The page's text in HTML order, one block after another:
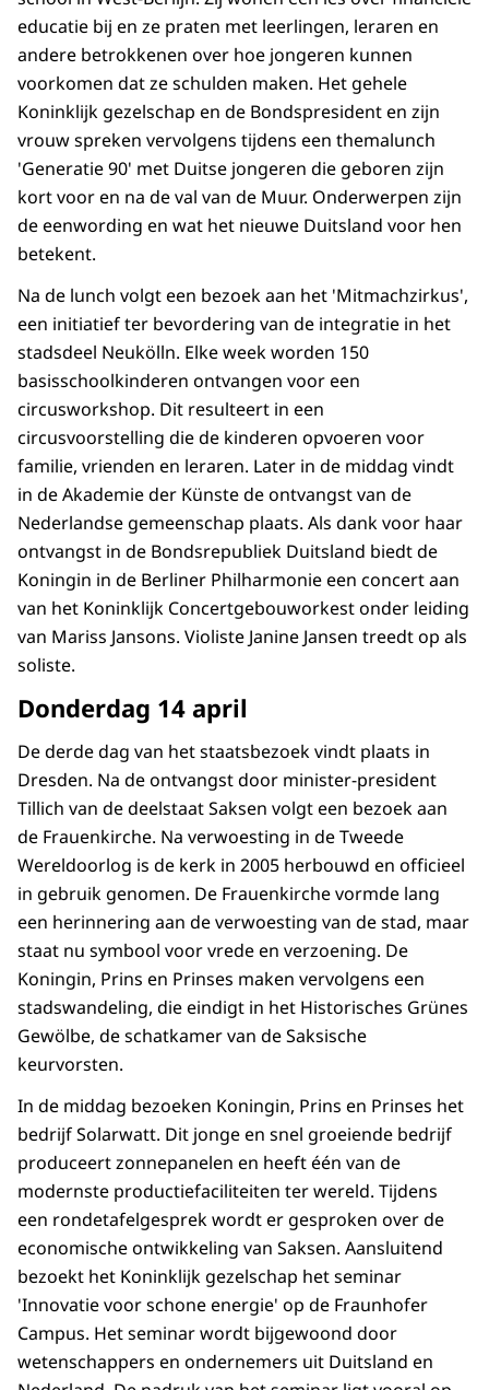
educatie bij en ze praten met leerlingen, leraren en
andere betrokkenen over hoe jongeren kunnen
voorkomen dat ze schulden maken. Het gehele
Koninklijk gezelschap en de Bondspresident en zijn
vrouw spreken vervolgens tijdens een themalunch
'Generatie 90' met Duitse jongeren die geboren zijn
kort voor en na de val van de Muur. Onderwerpen zijn
de eenwording en wat het nieuwe Duitsland voor hen
betekent.
Na de lunch volgt een bezoek aan het 'Mitmachzirkus',
een initiatief ter bevordering van de integratie in het
stadsdeel Neukölln. Elke week worden 150
basisschoolkinderen ontvangen voor een
circusworkshop. Dit resulteert in een
circusvoorstelling die de kinderen opvoeren voor
familie, vrienden en leraren. Later in de middag vindt
in de Akademie der Künste de ontvangst van de
Nederlandse gemeenschap plaats. Als dank voor haar
ontvangst in de Bondsrepubliek Duitsland biedt de
Koningin in de Berliner Philharmonie een concert aan
van het Koninklijk Concertgebouworkest onder leiding
van Mariss Jansons. Violiste Janine Jansen treedt op als
soliste.
Donderdag 14 april
De derde dag van het staatsbezoek vindt plaats in
Dresden. Na de ontvangst door minister-president
Tillich van de deelstaat Saksen volgt een bezoek aan
de Frauenkirche. Na verwoesting in de Tweede
Wereldoorlog is de kerk in 2005 herbouwd en officieel
in gebruik genomen. De Frauenkirche vormde lang
een herinnering aan de verwoesting van de stad, maar
staat nu symbool voor vrede en verzoening. De
Koningin, Prins en Prinses maken vervolgens een
stadswandeling, die eindigt in het Historisches Grünes
Gewölbe, de schatkamer van de Saksische
keurvorsten.
In de middag bezoeken Koningin, Prins en Prinses het
bedrijf Solarwatt. Dit jonge en snel groeiende bedrijf
produceert zonnepanelen en heeft één van de
modernste productiefaciliteiten ter wereld. Tijdens
een rondetafelgesprek wordt er gesproken over de
economische ontwikkeling van Saksen. Aansluitend
bezoekt het Koninklijk gezelschap het seminar
'Innovatie voor schone energie' op de Fraunhofer
Campus. Het seminar wordt bijgewoond door
wetenschappers en ondernemers uit Duitsland en